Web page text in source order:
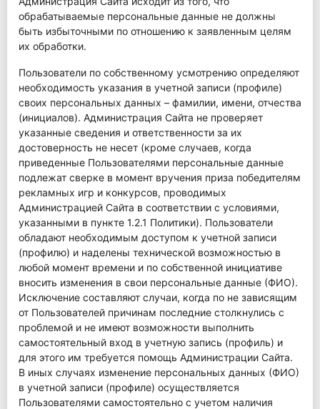
обрабатываемые персональные данные не должны
быть избыточными по отношению к заявленным целям
их обработки.
Пользователи по собственному усмотрению определяют
необходимость указания в учетной записи (профиле)
своих персональных данных – фамилии, имени, отчества
(инициалов). Администрация Сайта не проверяет
указанные сведения и ответственности за их
достоверность не несет (кроме случаев, когда
приведенные Пользователями персональные данные
подлежат сверке в момент вручения приза победителям
рекламных игр и конкурсов, проводимых
Администрацией Сайта в соответствии с условиями,
указанными в пункте 1.2.1 Политики). Пользователи
обладают необходимым доступом к учетной записи
(профилю) и наделены технической возможностью в
любой момент времени и по собственной инициативе
вносить изменения в свои персональные данные (ФИО).
Исключение составляют случаи, когда по не зависящим
от Пользователей причинам последние столкнулись с
проблемой и не имеют возможности выполнить
самостоятельный вход в учетную запись (профиль) и
для этого им требуется помощь Администрации Сайта.
В иных случаях изменение персональных данных (ФИО)
в учетной записи (профиле) осуществляется
Пользователями самостоятельно с учетом наличия